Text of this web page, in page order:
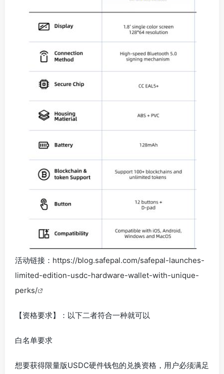
活动链接： https://blog.safepal.com/safepal-launches-
limited-edition-usdc-hardware-wallet-with-unique-
perks/
【资格要求】：以下二者符合一种就可以
白名单要求
想要获得限量版USDC硬件钱包的兑换资格，用户必须满足